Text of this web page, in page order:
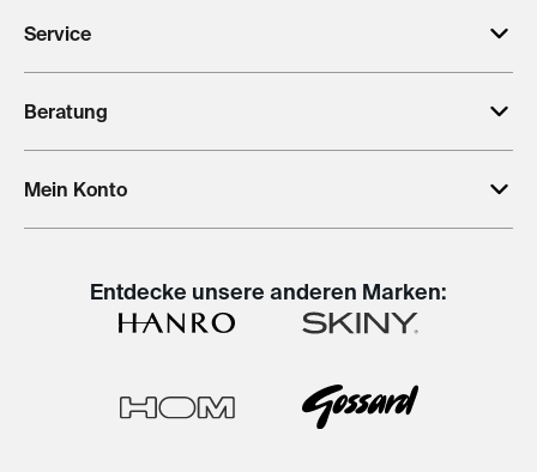
Service
Beratung
Mein Konto
Entdecke unsere anderen Marken: